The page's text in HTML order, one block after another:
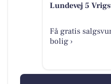
Lundevej 5
Få gratis
bolig ›